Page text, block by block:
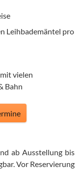
Leihbademäntel pro
vielen
Bahn
ab Ausstellung bis
. Vor Reservierung